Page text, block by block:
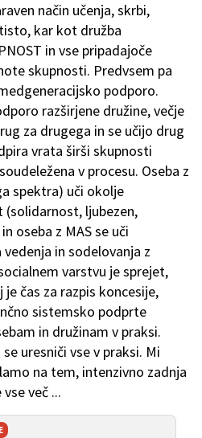
način učenja, skrbi,
kar kot družba
in vse pripadajoče
skupnosti. Predvsem pa
podporo.
razširjene družine, večje
za drugega in se učijo drug
vrata širši skupnosti
v procesu. Oseba z
spektra) uči okolje
(solidarnost, ljubezen,
oseba z MAS se uči
in sodelovanja z
varstvu je sprejet,
čas za razpis koncesije,
sistemsko podprte
in družinam v praksi.
uresniči vse v praksi. Mi
na tem, intenzivno zadnja
več ...